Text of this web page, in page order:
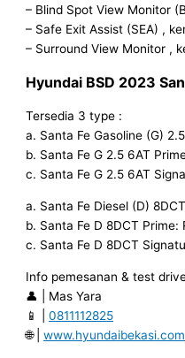
– Blind Spot View Monitor
– Safe Exit Assist (SEA) ,
– Surround View Monitor ,
Hyundai BSD 2023
Tersedia 3 type :
a. Santa Fe Gasoline (G)
b. Santa Fe G 2.5 6AT
c. Santa Fe G 2.5 6AT
a. Santa Fe Diesel (D)
b. Santa Fe D 8DCT Prime:
c. Santa Fe D 8DCT
Info pemesanan & test
👤 | Mas Yara
📱 |0811112825
🌐 |www.hyundaibekasi.com